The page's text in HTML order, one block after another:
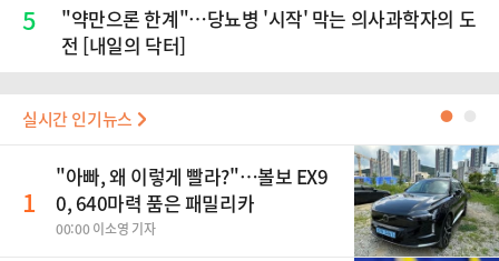
5
"약만으론 한계"…당뇨병 '시작' 막는 의사과학자의 도
전 [내일의 닥터]
실시간 인기뉴스 ●
1
"아빠, 왜 이렇게 빨라?"…볼보 EX9
0, 640마력 품은 패밀리카
00:00 이소영 기자